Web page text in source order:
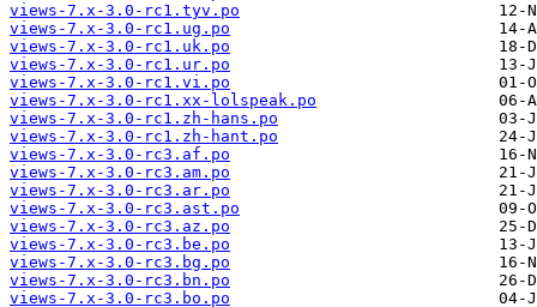
views-7.x-3.0-rc1.tyv.po
views-7.x-3.0-rc1.ug.po
views-7.x-3.0-rc1.uk.po
views-7.x-3.0-rc1.ur.po
views-7.x-3.0-rc1.vi.po
views-7.x-3.0-rc1.xx-lolspeak.po
views-7.x-3.0-rc1.zh-hans.po
views-7.x-3.0-rc1.zh-hant.po
views-7.x-3.0-rc3.af.po
views-7.x-3.0-rc3.am.po
views-7.x-3.0-rc3.ar.po
views-7.x-3.0-rc3.ast.po
views-7.x-3.0-rc3.az.po
views-7.x-3.0-rc3.be.po
views-7.x-3.0-rc3.bg.po
views-7.x-3.0-rc3.bn.po
views-7.x-3.0-rc3.bo.po